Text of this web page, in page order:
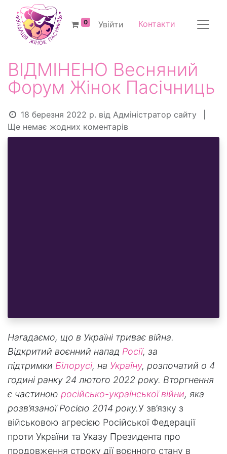
0 Увійти Контакти
ВІДМІНЕНО Весняний
Форум Жінок Пасічниць
18 березня 2022 р. від Адміністратор сайту
Ще немає жодних коментарів
Нагадаємо, що в Україні триває війна.
Відкритий воєнний напад Росії, за
підтримки Білорусі, на Україну, розпочатий о 4
годині ранку 24 лютого 2022 року. Вторгнення
є частиною російсько-української війни, яка
розв’язаної Росією 2014 року.У зв’язку з
військовою агресією Російської Федерації
проти України та Указу Президента про
продовження строку дії воєнного стану в